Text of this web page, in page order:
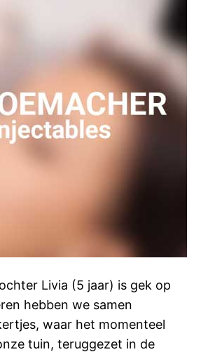
Livia (5 jaar) is gek op
hebben we samen
waar het momenteel
tuin, teruggezet in de